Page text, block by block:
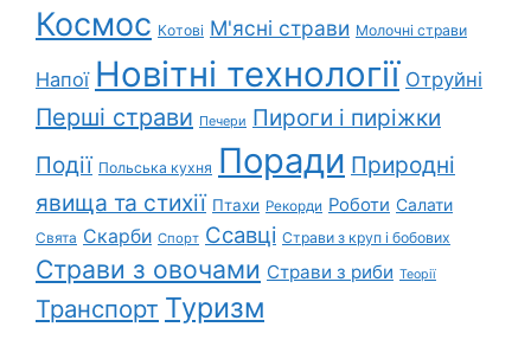
Космос Котові М'ясні страви Молочні страви
Напої Новітні технології Отруйні
Перші страви Печери Пироги і пиріжки
Події Польська кухня Поради Природні
явища та стихії Птахи Рекорди Роботи Салати
Свята Скарби Спорт Ссавці Страви з круп і бобових
Страви з овочами Страви з риби Теорії
Транспорт Туризм